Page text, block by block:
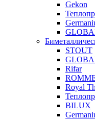
Gekon
STOUT
Rifar
Royal
BILUX